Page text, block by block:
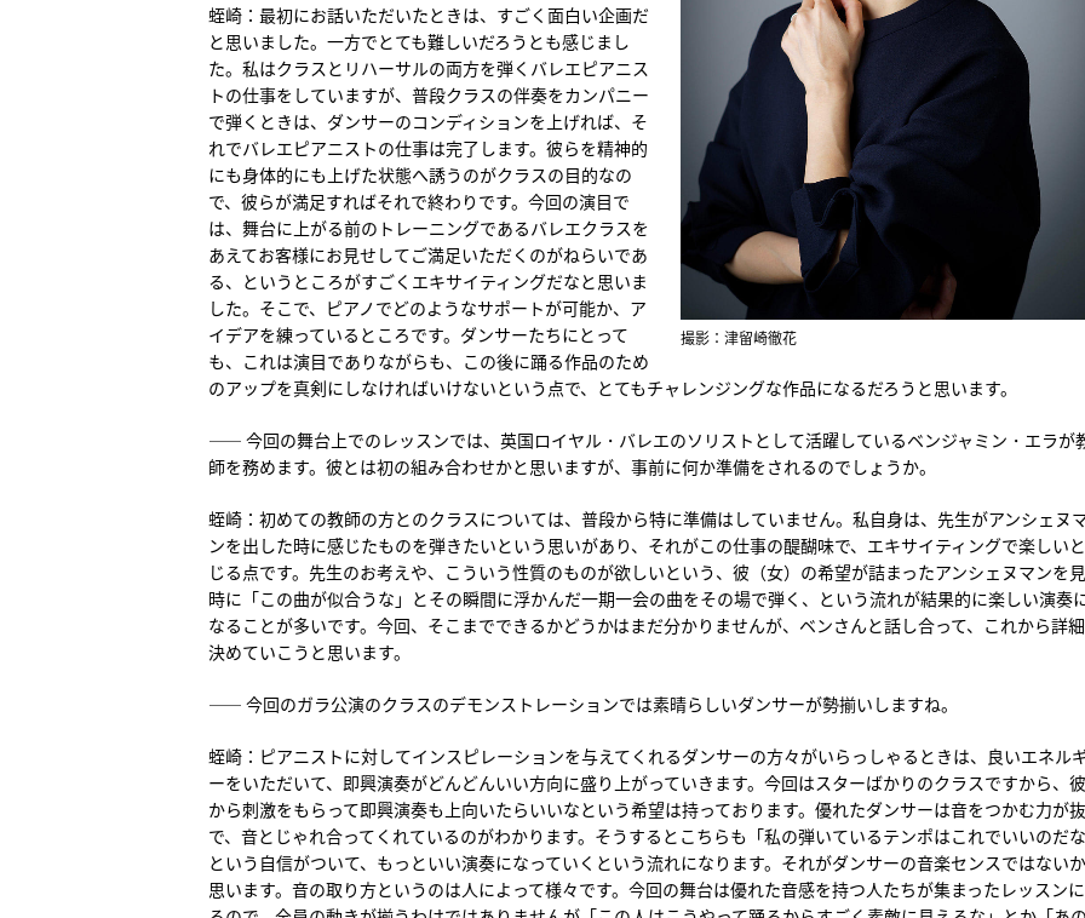
撮影：津留崎徹花
蛭崎：最初にお話いただいたときは、すごく面白い企画だ
と思いました。一方でとても難しいだろうとも感じまし
た。私はクラスとリハーサルの両方を弾くバレエピアニス
トの仕事をしていますが、普段クラスの伴奏をカンパニー
で弾くときは、ダンサーのコンディションを上げれば、そ
れでバレエピアニストの仕事は完了します。彼らを精神的
にも身体的にも上げた状態へ誘うのがクラスの目的なの
で、彼らが満足すればそれで終わりです。今回の演目で
は、舞台に上がる前のトレーニングであるバレエクラスを
あえてお客様にお見せしてご満足いただくのがねらいであ
る、というところがすごくエキサイティングだなと思いま
した。そこで、ピアノでどのようなサポートが可能か、ア
イデアを練っているところです。ダンサーたちにとって
も、これは演目でありながらも、この後に踊る作品のため
のアップを真剣にしなければいけないという点で、とてもチャレンジングな作品になるだろうと思います。
―― 今回の舞台上でのレッスンでは、英国ロイヤル・バレエのソリストとして活躍しているベンジャミン・エラが
師を務めます。彼とは初の組み合わせかと思いますが、事前に何か準備をされるのでしょうか。
蛭崎：初めての教師の方とのクラスについては、普段から特に準備はしていません。私自身は、先生がアンシェヌ
ンを出した時に感じたものを弾きたいという思いがあり、それがこの仕事の醍醐味で、エキサイティングで楽しい
じる点です。先生のお考えや、こういう性質のものが欲しいという、彼（女）の希望が詰まったアンシェヌマンを
時に「この曲が似合うな」とその瞬間に浮かんだ一期一会の曲をその場で弾く、という流れが結果的に楽しい演奏
なることが多いです。今回、そこまでできるかどうかはまだ分かりませんが、ベンさんと話し合って、これから詳
決めていこうと思います。
―― 今回のガラ公演のクラスのデモンストレーションでは素晴らしいダンサーが勢揃いしますね。
蛭崎：ピアニストに対してインスピレーションを与えてくれるダンサーの方々がいらっしゃるときは、良いエネル
ーをいただいて、即興演奏がどんどんいい方向に盛り上がっていきます。今回はスターばかりのクラスですから、
から刺激をもらって即興演奏も上向いたらいいなという希望は持っております。優れたダンサーは音をつかむ力が
で、音とじゃれ合ってくれているのがわかります。そうするとこちらも「私の弾いているテンポはこれでいいのだな
という自信がついて、もっといい演奏になっていくという流れになります。それがダンサーの音楽センスではない
思います。音の取り方というのは人によって様々です。今回の舞台は優れた音感を持つ人たちが集まったレッスン